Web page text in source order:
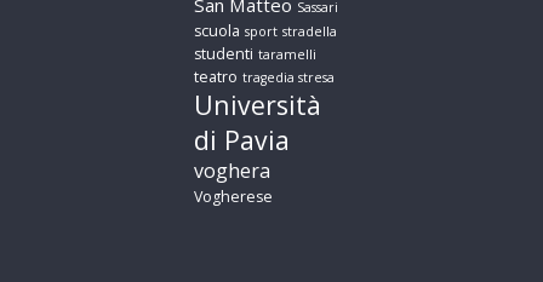
Sassari
scuola sport stradella
studenti taramelli
teatro tragedia stresa
Università
di Pavia
voghera
Vogherese